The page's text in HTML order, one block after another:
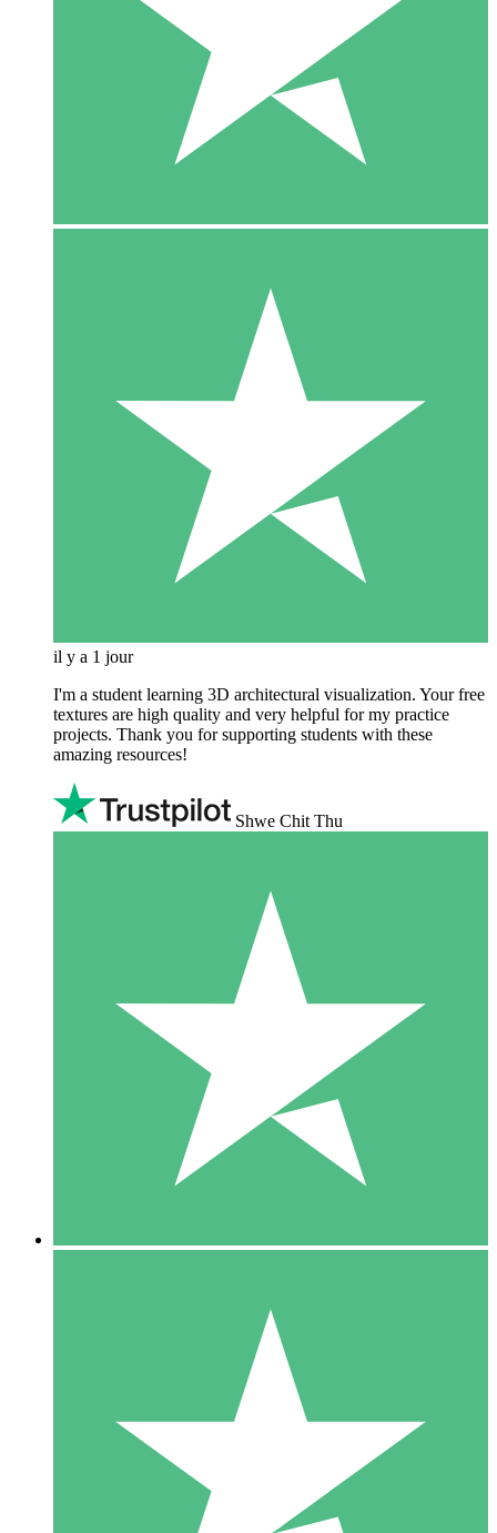
il y a 1 jour
I'm a student learning 3D architectural visualization. Your free
textures are high quality and very helpful for my practice
projects. Thank you for supporting students with these
amazing resources!
Shwe Chit Thu